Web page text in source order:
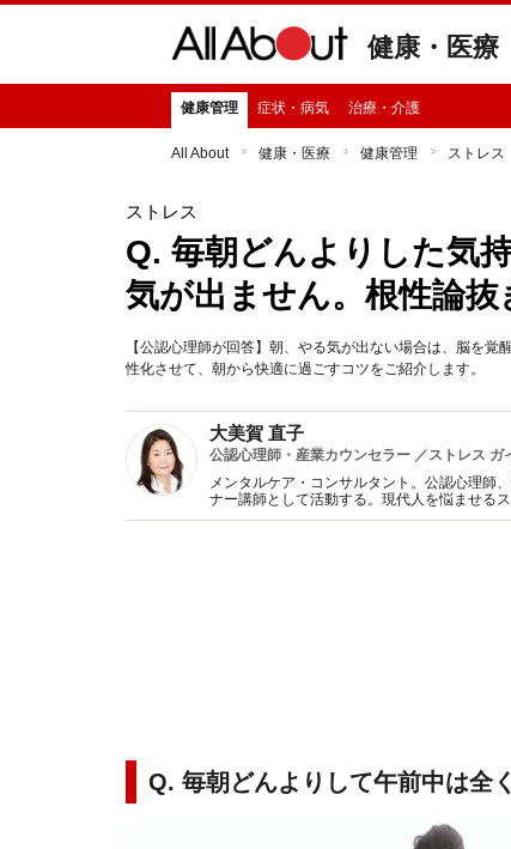
健康・医療
健康管理 症状・病気 治療・介護
All About 健康・医療 健康管理 ストレス
ストレス
Q. 毎朝どんよりした気
気が出ません。根性論抜
【公認心理師が回答】朝、やる気が出ない場合は、脳を
性化させて、朝から快適に過ごすコツをご紹介します。
大美賀 直子
公認心理師・産業カウンセラー ／ストレス ガ
メンタルケア・コンサルタント。公認心理師
ナー講師として活動する。現代人を悩ませる
アに関する著書・監修多数。
Q. 毎朝どんよりして午前中は全